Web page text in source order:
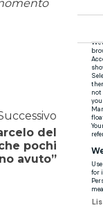
del
pochi
avuto”